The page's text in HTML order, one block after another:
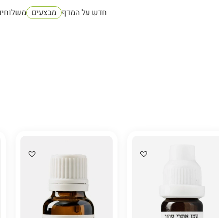
חדש על המדף מבצעים